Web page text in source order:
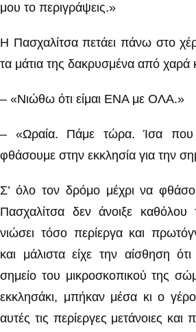
μου το περιγράψεις.»
Η Πασχαλίτσα πετάει πάνω στο
τα μάτια της δακρυσμένα από χαρά
– «Νιώθω ότι είμαι ΕΝΑ με ΟΛΑ.»
– «Ωραία. Πάμε τώρα. Ίσα που
φθάσουμε στην εκκλησία για την
Σ’ όλο τον δρόμο μέχρι να
Πασχαλίτσα δεν άνοιξε
νιώσει τόσο περίεργα και
και μάλιστα είχε την αίσθηση
σημείο του μικροσκοπικού της
εκκλησάκι, μπήκαν μέσα κι ο
αυτές τις περίεργες μετάνοιες